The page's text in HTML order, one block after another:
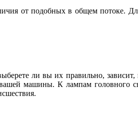
от подобных в общем потоке.
ли вы их правильно,
машины. К лампам головного